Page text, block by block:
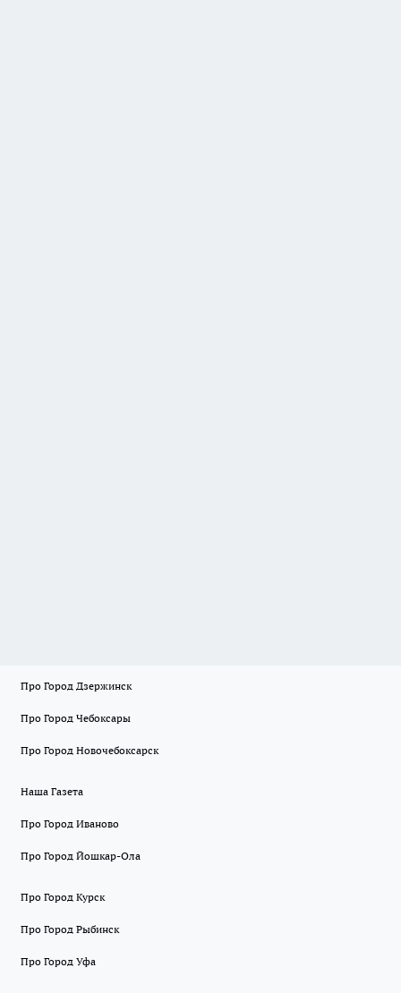
Про Город Дзержинск
Про Город Чебоксары
Про Город Новочебоксарск
Наша Газета
Про Город Иваново
Про Город Йошкар-Ола
Про Город Курск
Про Город Рыбинск
Про Город Уфа